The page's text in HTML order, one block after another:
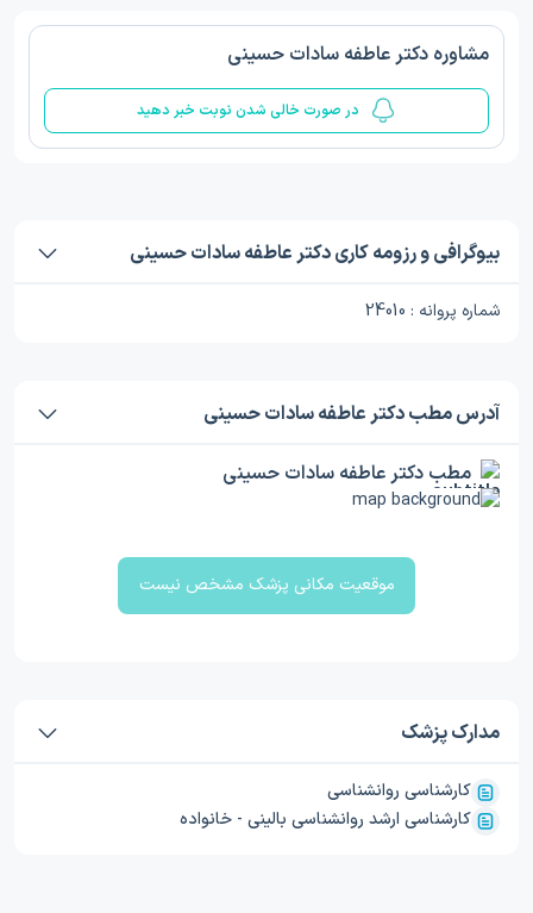
مشاوره دکتر عاطفه سادات حسینی
در صورت خالی شدن نوبت خبر دهید
بیوگرافی و رزومه کاری دکتر عاطفه سادات حسینی
شماره پروانه : 24010
آدرس مطب دکتر عاطفه سادات حسینی
مطب دکتر عاطفه سادات حسینی
موقعیت مکانی پزشک مشخص نیست
مدارک پزشک
کارشناسی روانشناسی
کارشناسی ارشد روانشناسی بالینی - خانواده